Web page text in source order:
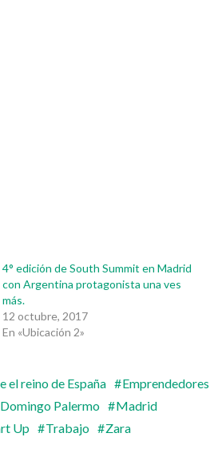
4° edición de South Summit en Madrid
con Argentina protagonista una ves
más.
12 octubre, 2017
En «Ubicación 2»
el reino de España
Emprendedores
Domingo Palermo
Madrid
Up Trabajo Zara